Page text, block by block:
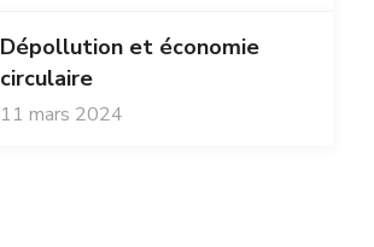
Dépollution et économie
circulaire
11 mars 2024